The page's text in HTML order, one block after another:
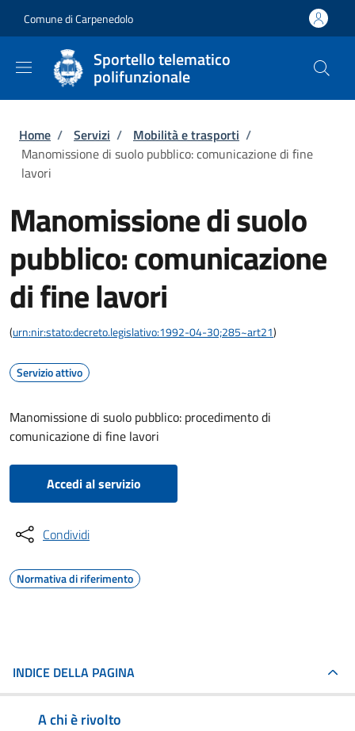
Comune di Carpenedolo
Sportello telematico
polifunzionale
Briciole di pane
Home / Servizi / Mobilità e trasporti /
Manomissione di suolo pubblico: comunicazione di fine
lavori
Manomissione di suolo
pubblico: comunicazione
di fine lavori
(urn:nir:stato:decreto.legislativo:1992-04-30;285~art21)
Servizio attivo
Manomissione di suolo pubblico: procedimento di
comunicazione di fine lavori
Accedi al servizio
Condividi
Normativa di riferimento
INDICE DELLA PAGINA
A chi è rivolto